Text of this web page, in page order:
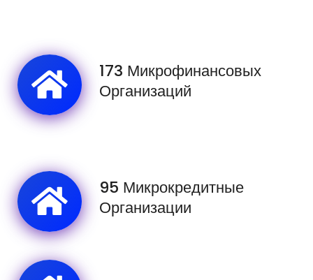
173 Микрофинансовых
Организаций
95 Микрокредитные
Организации